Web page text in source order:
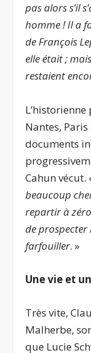
pas alors s’il
homme ! Il a
de François
elle était ;
restaient
Nantes,
documents
Cahun vécut.
beaucoup
repartir à
de prospecter
farfouiller. »
Une vie et
Très vite,
Malherbe,
que Lucie